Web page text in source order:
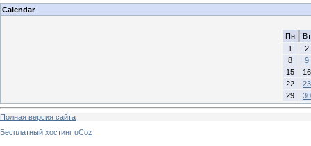
Calendar
Пн
Вт
1
2
8
9
15
16
22
23
29
30
Полная версия сайта
Бесплатный хостинг uCoz